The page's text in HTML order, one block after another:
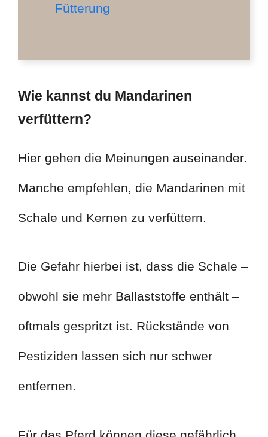
Fütterung
Wie kannst du Mandarinen
verfüttern?
Hier gehen die Meinungen auseinander.
Manche empfehlen, die Mandarinen mit
Schale und Kernen zu verfüttern.
Die Gefahr hierbei ist, dass die Schale –
obwohl sie mehr Ballaststoffe enthält –
oftmals gespritzt ist. Rückstände von
Pestiziden lassen sich nur schwer
entfernen.